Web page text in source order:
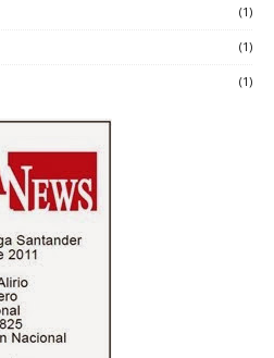
(1)
(1)
(1)